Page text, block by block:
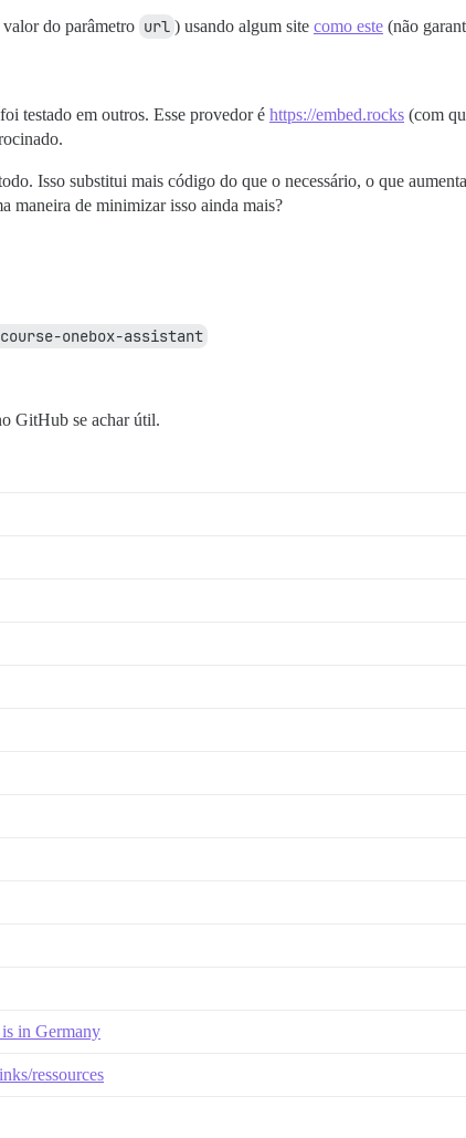
do parâmetro url ) usando algum site como este (não
testado em outros. Esse provedor é https://embed.rocks (com
Isso substitui mais código do que o necessário, o que
maneira de minimizar isso ainda mais?
onebox-assistant
GitHub se achar útil.
is in Germany
ressources